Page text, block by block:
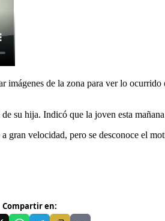
de la zona para ver lo
su hija. Indicó que la joven esta
gran velocidad, pero se desconoce el
Compartir en: